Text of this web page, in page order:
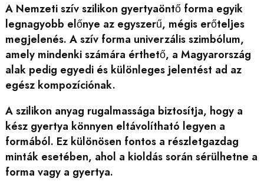
A Nemzeti szív szilikon gyertyaöntő forma egyik
legnagyobb előnye az egyszerű, mégis erőteljes
megjelenés. A szív forma univerzális szimbólum,
amely mindenki számára érthető, a Magyarország
alak pedig egyedi és különleges jelentést ad az
egész kompozíciónak.
A szilikon anyag rugalmassága biztosítja, hogy a
kész gyertya könnyen eltávolítható legyen a
formából. Ez különösen fontos a részletgazdag
minták esetében, ahol a kioldás során sérülhetne a
forma vagy a gyertya.